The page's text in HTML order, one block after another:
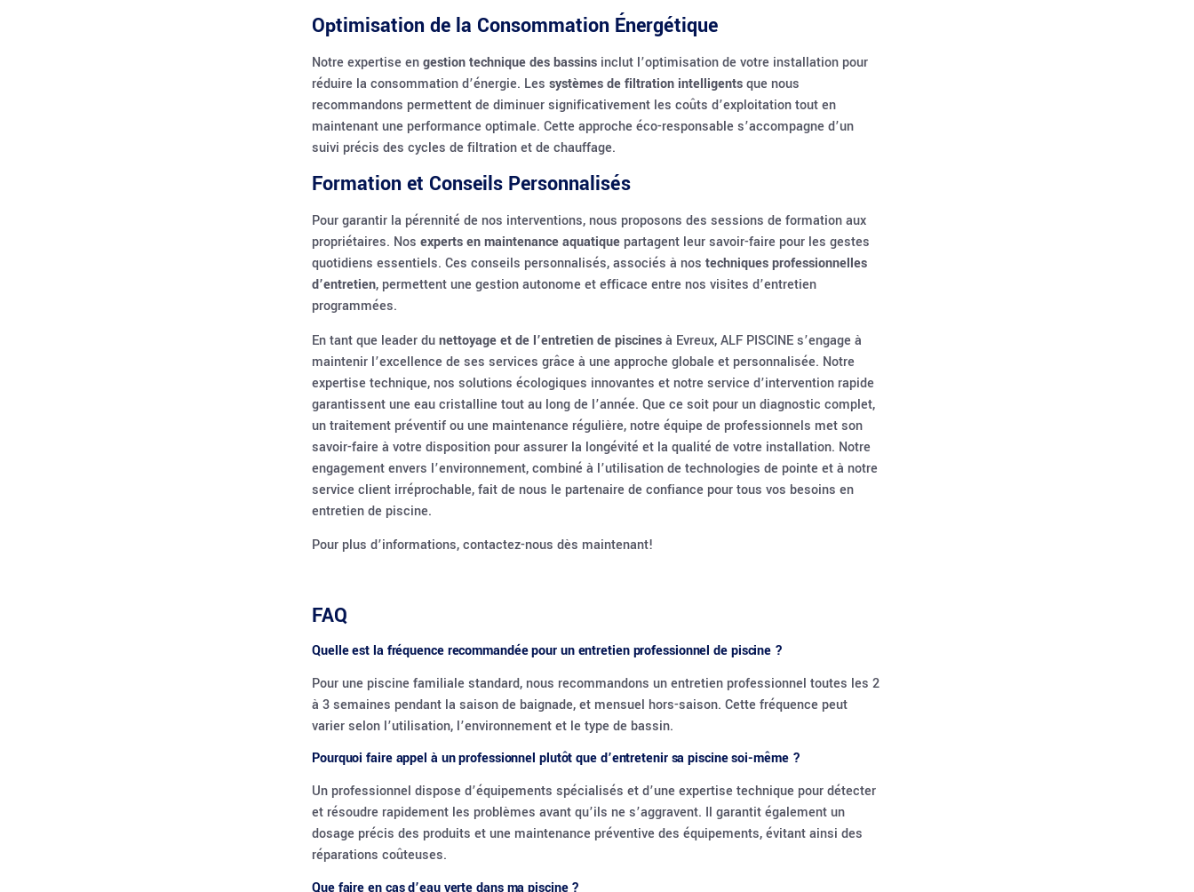
Optimisation de la Consommation Énergétique
Notre expertise engestion technique des bassins inclut l’optimisation de votre installation pour
réduire la consommation d’énergie. Les systèmes de filtration intelligentsque nous
recommandons permettent de diminuer significativement les coûts d’exploitation tout en
maintenant une performance optimale. Cette approche éco-responsable s’accompagne d’un
suivi précis des cycles de filtration et de chauffage.
Formation et Conseils Personnalisés
Pour garantir la pérennité de nos interventions, nous proposons des sessions de formation aux
propriétaires. Nos experts en maintenance aquatique partagent leur savoir-faire pour les gestes
quotidiens essentiels. Ces conseils personnalisés, associés à nos techniques professionnelles
d’entretien, permettent une gestion autonome et efficace entre nos visites d’entretien
programmées.
En tant que leader dunettoyage et de l’entretien de piscinesà Evreux, ALF PISCINE s’engage à
maintenir l’excellence de ses services grâce à une approche globale et personnalisée. Notre
expertise technique, nos solutions écologiques innovantes et notre service d’intervention rapide
garantissent une eau cristalline tout au long de l’année. Que ce soit pour un diagnostic complet,
un traitement préventif ou une maintenance régulière, notre équipe de professionnels met son
savoir-faire à votre disposition pour assurer la longévité et la qualité de votre installation. Notre
engagement envers l’environnement, combiné à l’utilisation de technologies de pointe et à notre
service client irréprochable, fait de nous le partenaire de confiance pour tous vos besoins en
entretien de piscine.
Pour plus d’informations,contactez-nous dès maintenant!
FAQ
Quelle est la fréquence recommandée pour un entretien professionnel de piscine ?
Pour une piscine familiale standard, nous recommandons un entretien professionnel toutes les 2
à 3 semaines pendant la saison de baignade, et mensuel hors-saison. Cette fréquence peut
varier selon l’utilisation, l’environnement et le type de bassin.
Pourquoi faire appel à un professionnel plutôt que d’entretenir sa piscine soi-même ?
Un professionnel dispose d’équipements spécialisés et d’une expertise technique pour détecter
et résoudre rapidement les problèmes avant qu’ils ne s’aggravent. Il garantit également un
dosage précis des produits et une maintenance préventive des équipements, évitant ainsi des
réparations coûteuses.
Que faire en cas d’eau verte dans ma piscine ?